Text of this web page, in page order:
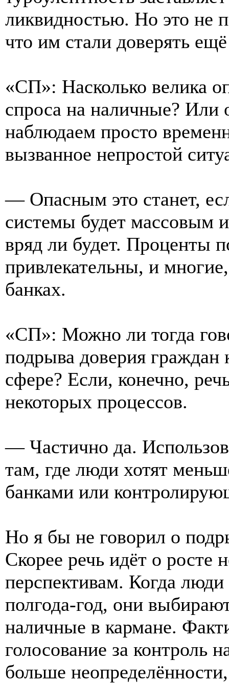
ликвидностью. Но это не
что им стали доверять
«СП»: Насколько велика
спроса на наличные? Или
наблюдаем просто
вызванное непростой
— Опасным это станет,
системы будет массовым
вряд ли будет. Проценты
привлекательны, и
банках.
«СП»: Можно ли тогда
подрыва доверия граждан
сфере? Если, конечно,
некоторых процессов.
— Частично да.
там, где люди хотят
банками или
Но я бы не говорил о
Скорее речь идёт о росте
перспективам. Когда
полгода-год, они
наличные в кармане.
голосование за контроль
больше